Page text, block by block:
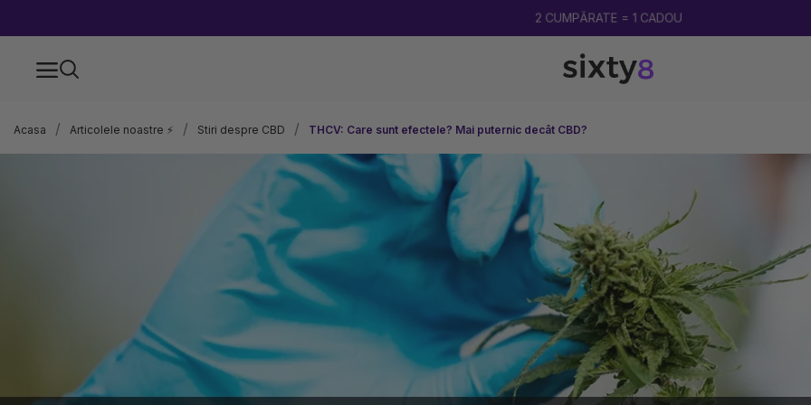
LIVRARE GRATUITA DE LA 250 LEI
Acasa Articolele noastre ⚡ Stiri despre CBD THCV: Care sunt efectele? Mai puternic decât CBD?